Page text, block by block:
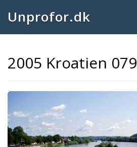
Unprofor.dk
2005 Kroatien 079
Previous